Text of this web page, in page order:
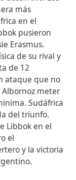
más
en el
pusieron
Erasmus.
de su rival y
de 12
ataque que no
meter
Sudáfrica
del triunfo.
Libbok en el
el
y la victoria